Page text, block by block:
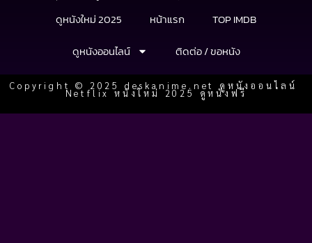
ดูหนังใหม่ 2025 หน้าแรก
TOP IMDB
ดูหนังออนไลน์
ติดต่อ / ขอหนัง
Copyright © 2025 deskanime.net ดูหนังออนไลน์
Netflix หนังใหม่ 2025 ดูหนังฟรี